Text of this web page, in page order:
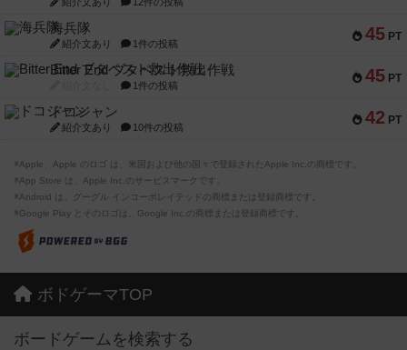
45 PT
海兵隊
紹介文あり 1件の投稿
45 PT
Bitter End ブタペスト救出作戦
1件の投稿
42 PT
ドコジャン
紹介文あり 10件の投稿
※Apple、Apple のロゴ は、米国および他の国々で登録されたApple Inc.の商標です。
※App Store は、Apple Inc.のサービスマークです。
※Android は、グーグル インコーポレイテッドの商標または登録商標です。
※Google Play とそのロゴは、Google Inc.の商標または登録商標です。
ボドゲーマTOP
ボードゲームを検索する